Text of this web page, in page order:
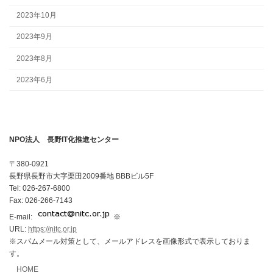
2023年10月
2023年9月
2023年8月
2023年6月
NPO法人 長野IT化推進センター
〒380-0921
長野県長野市大字栗田2009番地 BBBビル5F
Tel: 026-267-6800
Fax: 026-266-7143
E-mail:
※
URL: https://nitc.or.jp
※スパムメール対策として、メールアドレスを画像形式で表示しておりま
す。
HOME